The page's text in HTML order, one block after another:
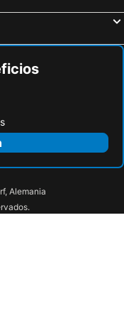
en Burleigh Heads
Alemania